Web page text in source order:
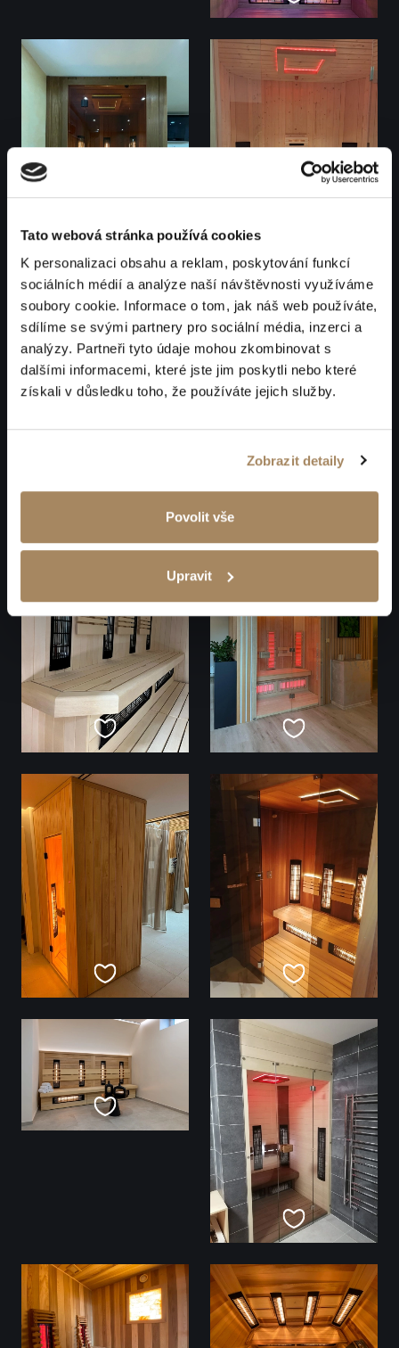
Tato webová stránka používá cookies
K personalizaci obsahu a reklam, poskytování funkcí
sociálních médií a analýze naší návštěvnosti využíváme
soubory cookie. Informace o tom, jak náš web používáte,
sdílíme se svými partnery pro sociální média, inzerci a
analýzy. Partneři tyto údaje mohou zkombinovat s
dalšími informacemi, které jste jim poskytli nebo které
získali v důsledku toho, že používáte jejich služby.
Zobrazit detaily
Povolit vše
Upravit